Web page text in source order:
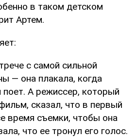
в таком детском
Артем.
с самой сильной
— она плакала, когда
А режиссер, который
сказал, что в первый
время съемки, чтобы она
что ее тронул его голос.